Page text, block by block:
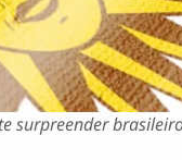
surpreender